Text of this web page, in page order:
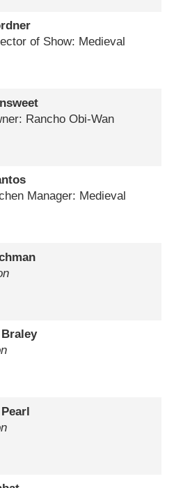
of Show: Medieval
Rancho Obi-Wan
Manager: Medieval